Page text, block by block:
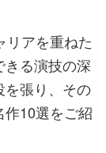
リアを重ねた
る演技の深
を張り、その
10選をご紹